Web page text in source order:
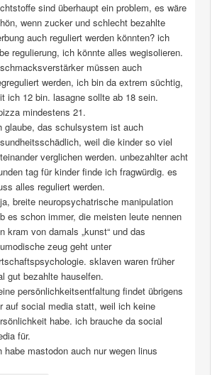
sind überhaupt ein problem, es wäre
wenn zucker und schlecht bezahlte
auch reguliert werden könnten? ich
regulierung, ich könnte alles wegisolieren.
müssen auch
werden, ich bin da extrem süchtig,
ich 12 bin. lasagne sollte ab 18 sein.
mindestens 21.
glaube, das schulsystem ist auch
weil die kinder so viel
verglichen werden. unbezahlter acht
tag für kinder finde ich fragwürdig. es
alles reguliert werden.
breite neuropsychatrische manipulation
es schon immer, die meisten leute nennen
kram von damals „kunst“ und das
zeug geht unter
sklaven waren früher
gut bezahlte hauselfen.
persönlichkeitsentfaltung findet übrigens
auf social media statt, weil ich keine
habe. ich brauche da social
für.
habe mastodon auch nur wegen linus